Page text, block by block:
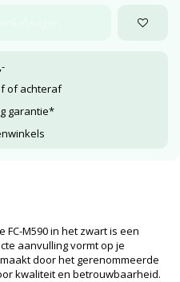
of achteraf
garantie*
FC-M590 in het zwart is een
aanvulling vormt op je
door het gerenommeerde
kwaliteit en betrouwbaarheid.